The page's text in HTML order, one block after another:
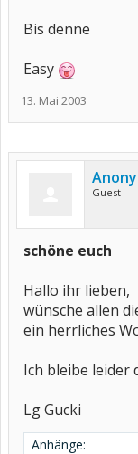
Bis denne
Easy
13. Mai 2003
Guest
schöne euch
Hallo ihr lieben,
wünsche allen
ein herrliches
Ich bleibe leider
Lg Gucki
Anhänge: